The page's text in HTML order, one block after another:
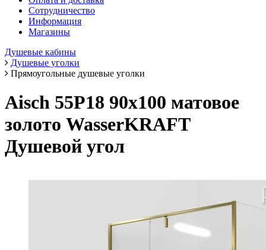
Сотрудничество
Информация
Магазины
Душевые кабины
Душевые уголки
Прямоугольные душевые уголки
Aisch 55P18 90х100 матовое
золото WasserKRAFT
Душевой угол